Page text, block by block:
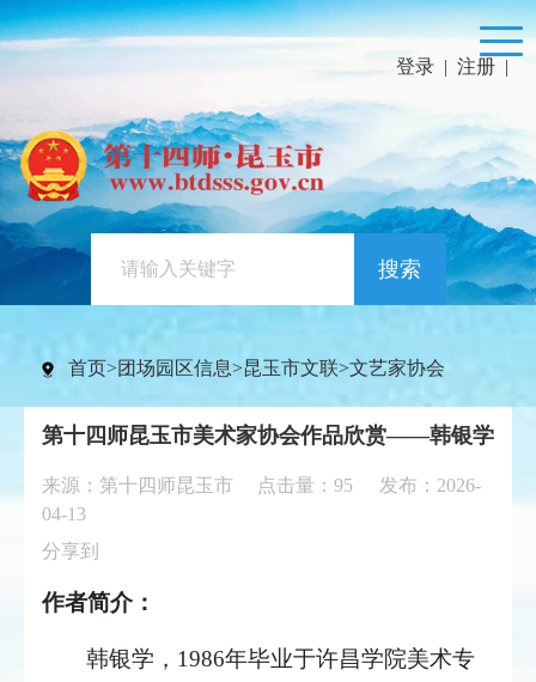
登录 | 注册 |
搜索
首页>团场园区信息>昆玉市文联>文艺家协会
第十四师昆玉市美术家协会作品欣赏——韩银学
来源：第十四师昆玉市 点击量： 95
发布：2026-
04-13
分享到
作者简介：
韩银学 ， 1986年毕业于许昌学院美术专